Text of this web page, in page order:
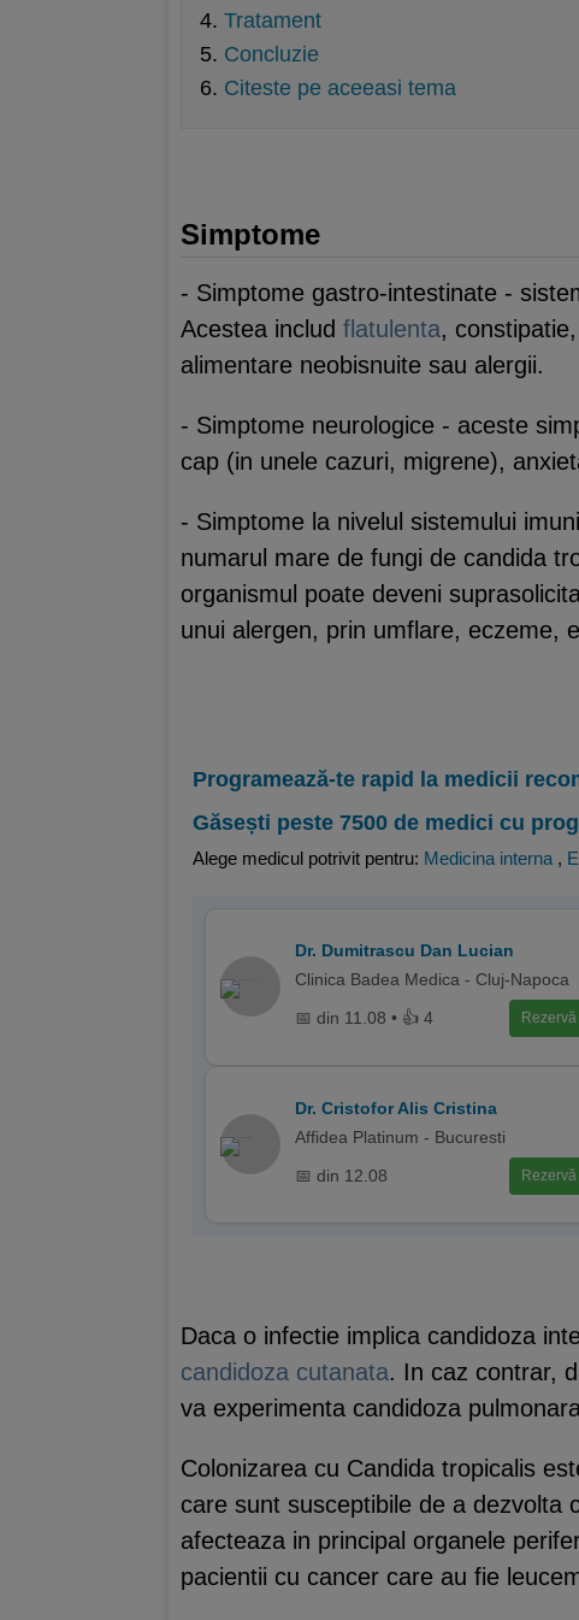
Tratament
Concluzie
Citeste pe aceeasi tema
Simptome
- Simptome gastro-intestinate -
Acestea includ flatulenta,
alimentare neobisnuite sau alergii.
- Simptome neurologice - aceste
cap (in unele cazuri, migrene),
- Simptome la nivelul sistemului
numarul mare de fungi de candida
organismul poate deveni
unui alergen, prin umflare, eczeme,
Programează-te rapid la medicii
Găsești peste 7500 de medici cu
Alege medicul potrivit pentru: Medicina interna ,
Dr. Dumitrascu Dan Lucian
Clinica Badea Medica - Cluj-Napoca
📅 din 11.08 • 👍 4 Rezervă
Dr. Cristofor Alis Cristina
Affidea Platinum - Bucuresti
📅 din 12.08 Rezervă
Daca o infectie implica candidoza
candidoza cutanata. In caz contrar,
va experimenta candidoza
Colonizarea cu Candida tropicalis
care sunt susceptibile de a dezvolta
afecteaza in principal organele
pacientii cu cancer care au fie